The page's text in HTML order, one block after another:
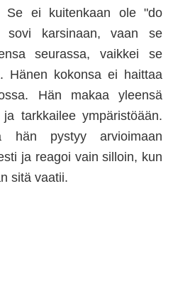
Se ei kuitenkaan ole "do
karsinaan, vaan se
seurassa, vaikkei se
Hänen kokonsa ei haittaa
Hän makaa yleensä
tarkkailee ympäristöään.
hän pystyy arvioimaan
ja reagoi vain silloin, kun
sitä vaatii.